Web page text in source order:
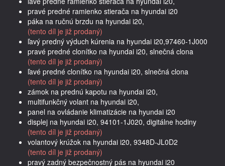
pravé predné ramienko stierača na hyundai i20
páka na ručnú brzdu na hyundai i20,
(tento díl je již prodaný)
ľavý predný výduch kúrenia na hyundai i20,97460-1J000
pravé predné clonítko na hyundai i20, slnečná clona
(tento díl je již prodaný)
ľavé predné clonítko na hyundai i20, slnečná clona
(tento díl je již prodaný)
zámok na prednú kapotu na hyundai i20,
multifunkčný volant na hyundai i20,
panel na ovládanie klimatizácie na hyundai i20
displej na hyundai i20, 94101-1J020, digitálne hodiny
(tento díl je již prodaný)
volantový krúžok na hyundai i20, 9348D-JL0D2
(tento díl je již prodaný)
pravý zadný bezpečnostný pás na hyundai i20